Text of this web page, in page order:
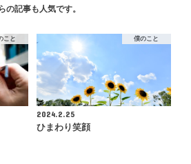
の記事も人気です。
こと 僕のこと
2024.2.25
ひまわり笑顔